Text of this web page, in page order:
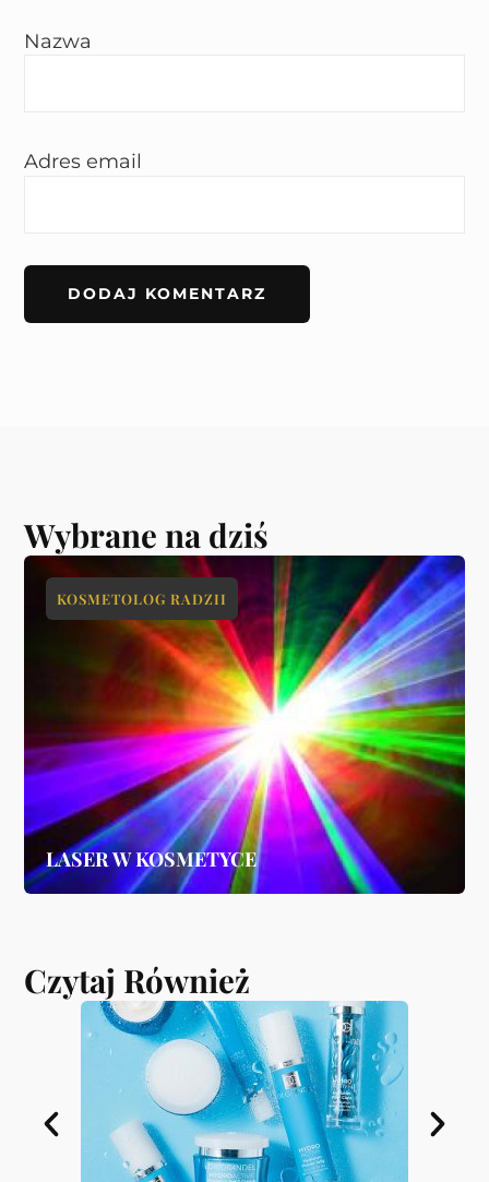
Nazwa
Adres email
Wybrane na dziś
LASER W KOSMETYCE
KOSMETOLOG RADZII
Czytaj Również